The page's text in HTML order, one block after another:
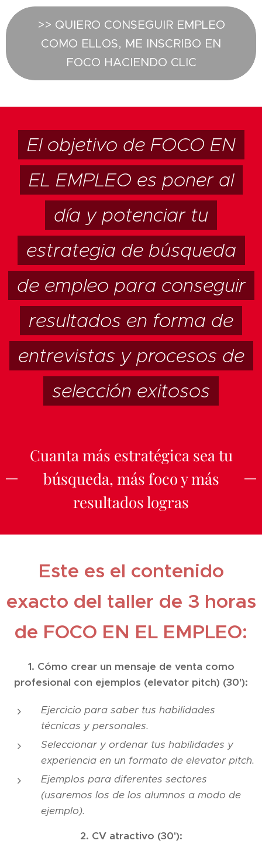
>> QUIERO CONSEGUIR EMPLEO
COMO ELLOS, ME INSCRIBO EN
FOCO HACIENDO CLIC
El objetivo de FOCO EN
EL EMPLEO es poner al
día y potenciar tu
estrategia de búsqueda
de empleo para conseguir
resultados en forma de
entrevistas y procesos de
selección exitosos
Cuanta más estratégica sea tu
búsqueda, más foco y más
resultados logras
Este es el contenido
exacto del taller de 3 horas
de FOCO EN EL EMPLEO:
1. Cómo crear un mensaje de venta como
profesional con ejemplos (elevator pitch) (30'):
Ejercicio para saber tus habilidades
técnicas y personales.
Seleccionar y ordenar tus habilidades y
experiencia en un formato de elevator pitch.
Ejemplos para diferentes sectores
(usaremos los de los alumnos a modo de
ejemplo).
2. CV atractivo (30'):